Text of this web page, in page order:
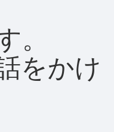
をかけ